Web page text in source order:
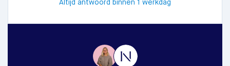
Altijd antwoord binnen 1 werkdag